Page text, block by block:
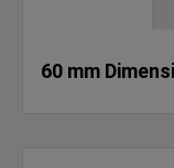
60 mm